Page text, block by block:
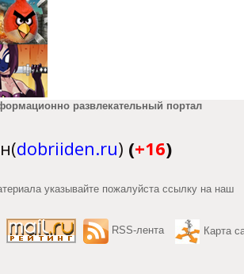
развлекательный портал
dobriiden.ru) (+16)
указывайте пожалуйста ссылку на наш
RSS-лента Карта